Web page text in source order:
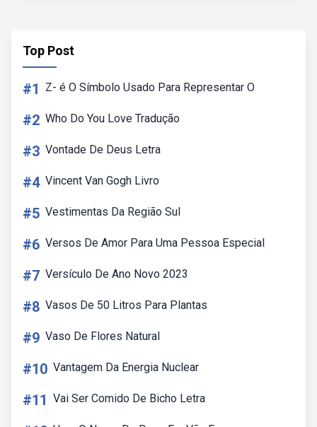
Top Post
#1 Z- é O Símbolo Usado Para Representar O
#2 Who Do You Love Tradução
#3 Vontade De Deus Letra
#4 Vincent Van Gogh Livro
#5 Vestimentas Da Região Sul
#6 Versos De Amor Para Uma Pessoa Especial
#7 Versículo De Ano Novo 2023
#8 Vasos De 50 Litros Para Plantas
#9 Vaso De Flores Natural
#10 Vantagem Da Energia Nuclear
#11 Vai Ser Comido De Bicho Letra